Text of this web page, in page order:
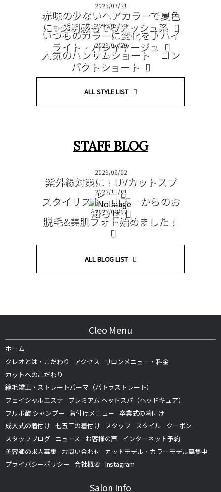
2023/07/21
赤味の少ないヘアカラーで夏色
に✨透明感もでるアッシュ系
2023/04/22
いつものカラーに変化を♪ハイ
ライト・バレイヤージュ
2023/04/20
人気のハンサムショート コン
パクトショート
ALL STYLE LIST
STAFF BLOG
2023/06/02
紫外線対策に！UVカットスプ
レー
2022/11/01
スタイリスト 山下 からのお
知らせ
2022/09/07
脱毛&美肌フォト始めました！
ALL BLOG LIST
Cleo Menu
ホーム
クレオとは・こだわり
アクセス
サロンメニュー・料金
カットへのこだわり
縮毛矯正・ストレートパーマ（パトラストレート）
フェイシャルエステ
プレミアム ヘッドスパ（ヘッドキュア）
フルボ酸 シャンプー 着付けメニュー 卒業式の着付け
成人式の着付け 七五三の着付け スタッフ スタイル
クーポン
スタッフブログ ニュース お客様の声
インターネット予約
美容師の求人募集 お問い合わせ
カットモデル・カラーモデル募集中
プライバシーポリシー 会社概要 Instagram
Salon Info